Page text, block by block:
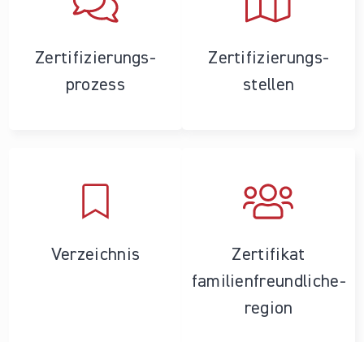
Zertifizierungs­
prozess
Zertifizierungs­
stellen
Verzeichnis
Zertifikat
familienfreundliche­
region